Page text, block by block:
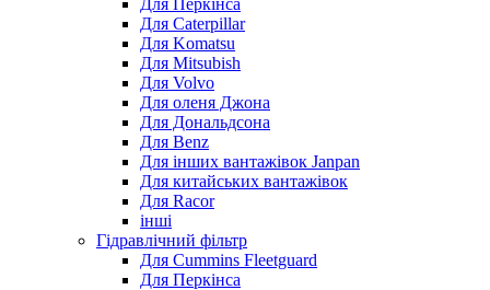
Для Перкінса
Для Caterpillar
Для Komatsu
Для Mitsubish
Для Volvo
Для оленя Джона
Для Дональдсона
Для Benz
Для інших вантажівок Janpan
Для китайських вантажівок
Для Racor
інші
Гідравлічний фільтр
Для Cummins Fleetguard
Для Перкінса